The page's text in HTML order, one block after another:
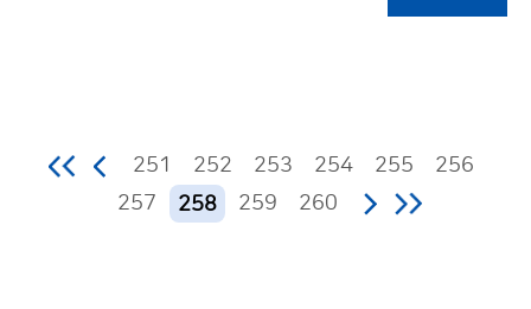
251 252 253 254 255
256
257
258 259 260